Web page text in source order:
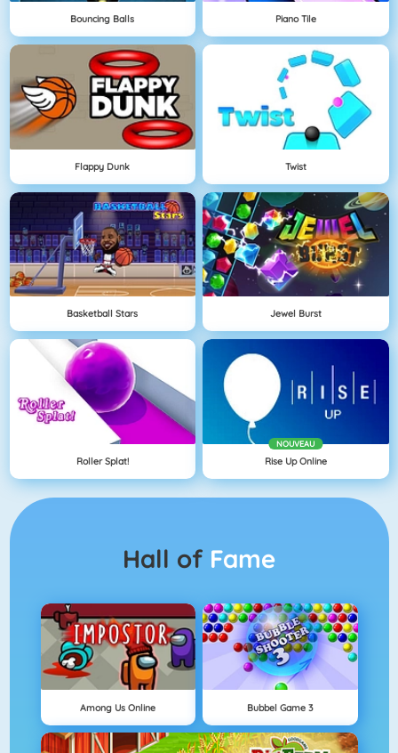
Bouncing Balls Piano Tile
Flappy Dunk Twist
Basketball Stars Jewel Burst
Roller Splat!
NOUVEAU
Rise Up Online
Hall of Fame
Among Us Online Bubbel Game 3